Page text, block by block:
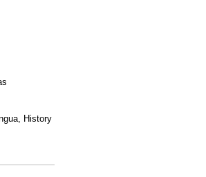
History